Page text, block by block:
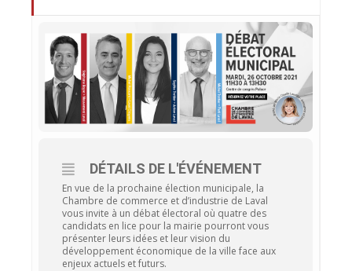
DÉTAILS DE L'ÉVÉNEMENT
En vue de la prochaine élection municipale, la
Chambre de commerce et d’industrie de Laval
vous invite à un débat électoral où quatre des
candidats en lice pour la mairie pourront vous
présenter leurs idées et leur vision du
développement économique de la ville face aux
enjeux actuels et futurs.